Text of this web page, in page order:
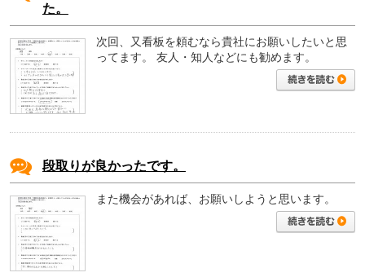
た。
次回、又看板を頼むなら貴社にお願いしたいと思
ってます。
友人・知人などにも勧めます。
段取りが良かったです。
また機会があれば、お願いしようと思います。